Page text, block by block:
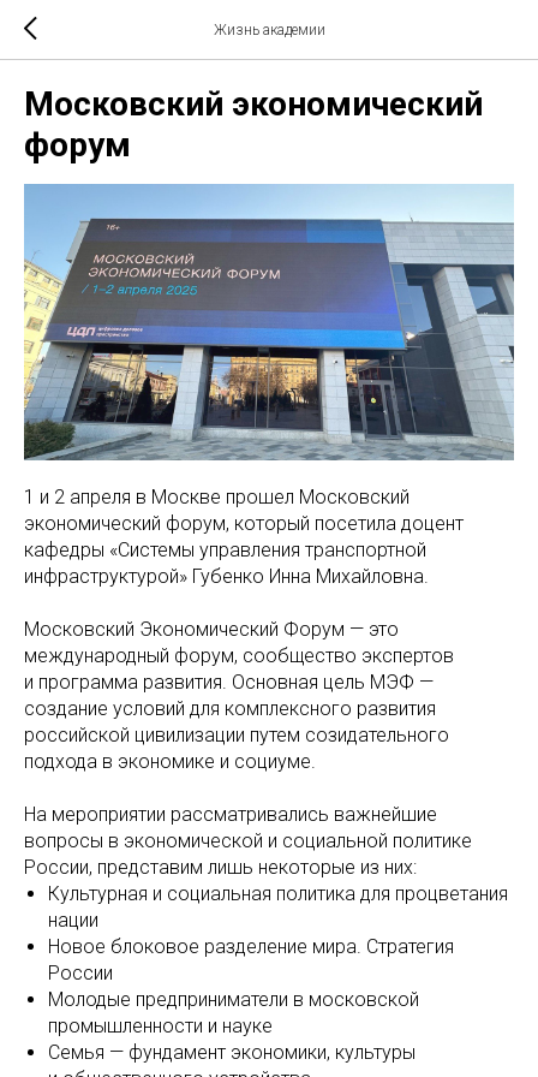
Жизнь академии
Московский экономический
форум
1 и 2 апреля в Москве прошел Московский
экономический форум, который посетила доцент
кафедры «Системы управления транспортной
инфраструктурой» Губенко Инна Михайловна.
Московский Экономический Форум — это
международный форум, сообщество экспертов
и программа развития. Основная цель МЭФ —
создание условий для комплексного развития
российской цивилизации путем созидательного
подхода в экономике и социуме.
На мероприятии рассматривались важнейшие
вопросы в экономической и социальной политике
России, представим лишь некоторые из них:
Культурная и социальная политика для процветания
нации
Новое блоковое разделение мира. Стратегия
России
Молодые предприниматели в московской
промышленности и науке
Семья — фундамент экономики, культуры